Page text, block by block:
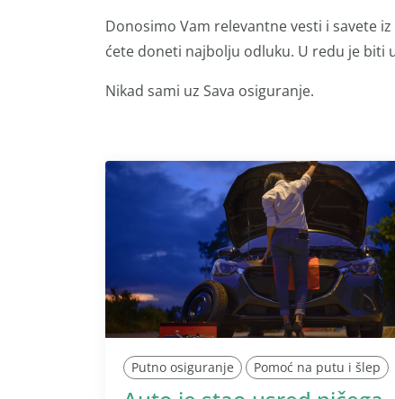
Donosimo Vam relevantne vesti i savete
ćete doneti najbolju odluku. U redu je biti
Nikad sami uz Sava osiguranje.
Putno osiguranje Pomoć na putu i šlep